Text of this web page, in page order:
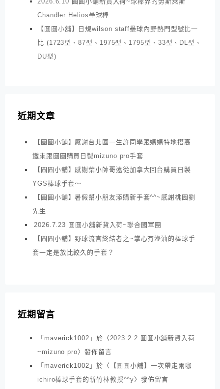
Chandler Helios壘球棒
【圓圓小舖】日規wilson staff壘球內野熱門型號比一
比 (1723型、87型、1975型、1795型、33型、DL型、
DU型)
近期文章
【圓圓小舖】感謝台北國一生許同學跟媽媽特地搭高
鐵來跟圓圓購買日製mizuno pro手套
【圓圓小舖】感謝葉小帥哥遠從加拿大回台購買日製
YGS棒球手套～
【圓圓小舖】暑假幫小朋友添購新手套^^~感謝桃園劉
先生
2026.7.23 圓圓小舖新貨入荷~聯合國軍團
【圓圓小舖】野球流言終結者之~掌心有滲油的棒球手
套一定是放比較久的手套？
近期留言
「 maverick1002 」於〈2023.2.2 圓圓小舖新貨入荷
~mizuno pro〉發佈留言
「 maverick1002 」於〈
【圓圓小舖】一次帶走兩咖
ichiro棒球手套的新竹林教授^^y〉發佈留言